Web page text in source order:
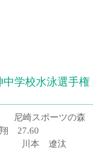
学校水泳選手権
尼崎スポーツの森
悠翔 27.60
川本 遼汰